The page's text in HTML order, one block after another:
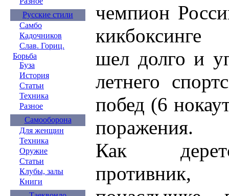
Русские стили
Самбо
Кадочников
Слав. Гориц.
Борьба
Буза
История
Статьи
Техника
Разное
Самооборона
Для женщин
Техника
Оружие
Статьи
Клубы, залы
Книги
чемпион
кикбоксинге
шел долго и
летнего
побед (6
поражения.
Как